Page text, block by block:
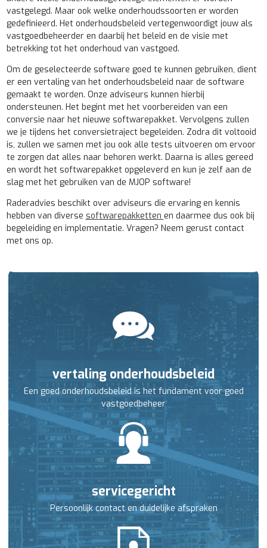
vastgelegd. Maar ook welke onderhoudssoorten er worden
gedefinieerd. Het onderhoudsbeleid vertegenwoordigt jouw als
vastgoedbeheerder en daarbij het beleid en de visie met
betrekking tot het onderhoud van vastgoed.
Om de geselecteerde software goed te kunnen gebruiken, dient
er een vertaling van het onderhoudsbeleid naar de software
gemaakt te worden. Onze adviseurs kunnen hierbij
ondersteunen. Het begint met het voorbereiden van een
conversie naar het nieuwe softwarepakket. Vervolgens zullen
we je tijdens het conversietraject begeleiden. Zodra dit voltooid
is, zullen we samen met jou ook alle tests uitvoeren om ervoor
te zorgen dat alles naar behoren werkt. Daarna is alles gereed
en wordt het softwarepakket opgeleverd en kun je zelf aan de
slag met het gebruiken van de MJOP software!
Raderadvies beschikt over adviseurs die ervaring en kennis
hebben van diverse softwarepakketten en daarmee dus ook bij
begeleiding en implementatie. Vragen? Neem gerust contact
met ons op.
vertaling onderhoudsbeleid
Een goed onderhoudsbeleid is het fundament voor goed
vastgoedbeheer
servicegericht
Persoonlijk contact en duidelijke afspraken